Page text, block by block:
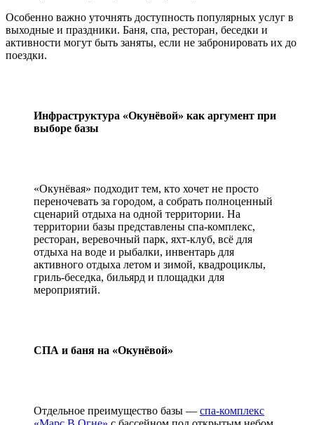
Активный отдых
Отдых на воде
Проживание с собаками
Трансфер
Рыбалка
Мероприятия
Смотреть все
Проведение свадеб
Особенно важно уточнять доступность популярных услуг в
выходные и праздники. Баня, спа, ресторан, беседки и
активности могут быть заняты, если не забронировать их до
поездки.
Инфраструктура «Окунёвой» как аргумент при
выборе базы
«Окунёвая» подходит тем, кто хочет не просто
переночевать за городом, а собрать полноценный
сценарий отдыха на одной территории. На
территории базы представлены спа-комплекс,
ресторан, веревочный парк, яхт-клуб, всё для
отдыха на воде и рыбалки, инвентарь для
активного отдыха летом и зимой, квадроциклы,
гриль-беседка, бильярд и площадки для
мероприятий.
СПА и баня на «Окунёвой»
Отдельное преимущество базы — спа-комплекс